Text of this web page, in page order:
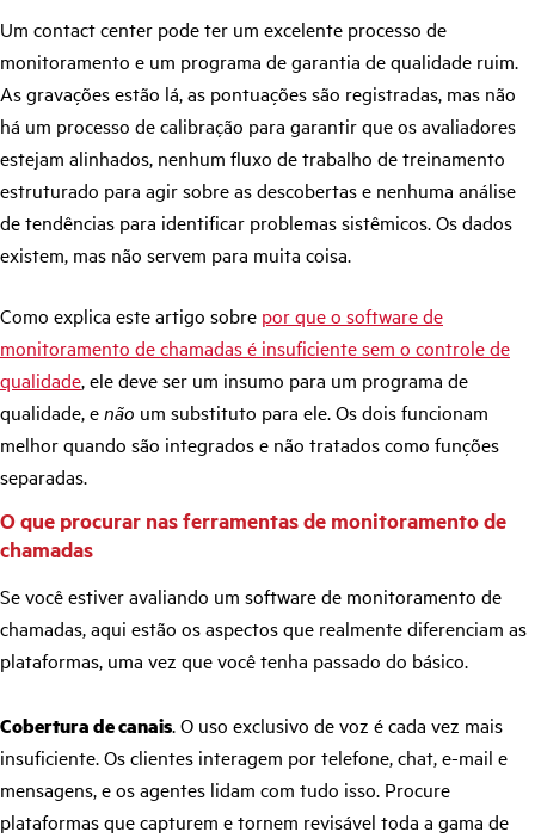
Um contact center pode ter um excelente processo de
monitoramento e um programa de garantia de qualidade ruim.
As gravações estão lá, as pontuações são registradas, mas não
há um processo de calibração para garantir que os avaliadores
estejam alinhados, nenhum fluxo de trabalho de treinamento
estruturado para agir sobre as descobertas e nenhuma análise
de tendências para identificar problemas sistêmicos. Os dados
existem, mas não servem para muita coisa.
Como explica este artigo sobre por que o software de
monitoramento de chamadas é insuficiente sem o controle de
qualidade, ele deve ser um insumo para um programa de
qualidade, enão um substituto para ele. Os dois funcionam
melhor quando são integrados e não tratados como funções
separadas.
O que procurar nas ferramentas de monitoramento de
chamadas
Se você estiver avaliando um software de monitoramento de
chamadas, aqui estão os aspectos que realmente diferenciam as
plataformas, uma vez que você tenha passado do básico.
Cobertura de canais. O uso exclusivo de voz é cada vez mais
insuficiente. Os clientes interagem por telefone, chat, e-mail e
mensagens, e os agentes lidam com tudo isso. Procure
plataformas que capturem e tornem revisável toda a gama de